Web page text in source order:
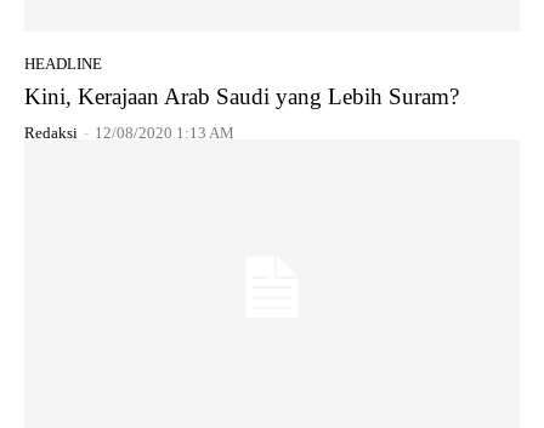
HEADLINE
Kini, Kerajaan Arab Saudi yang Lebih Suram?
Redaksi - 12/08/2020 1:13 AM